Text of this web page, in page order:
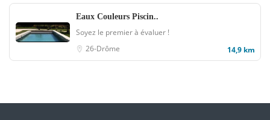
Eaux Couleurs Piscin..
Soyez le premier à évaluer !
26-Drôme
14,9 km